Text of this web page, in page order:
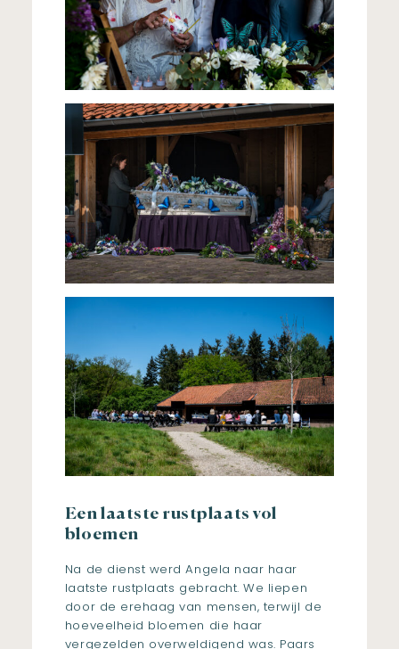
Een laatste rustplaats vol
bloemen
Na de dienst werd Angela naar haar
laatste rustplaats gebracht. We liepen
door de erehaag van mensen, terwijl de
hoeveelheid bloemen die haar
vergezelden overweldigend was. Paars